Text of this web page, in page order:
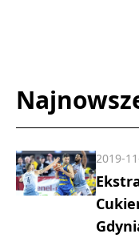
2019-